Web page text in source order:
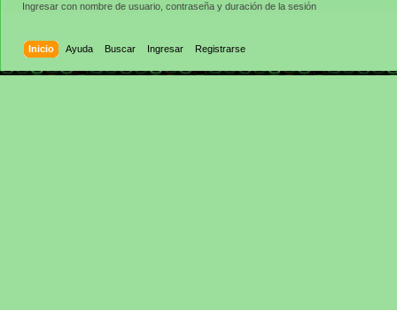
Ingresar con nombre de usuario, contraseña y duración de la sesión
Inicio Ayuda Buscar Ingresar Registrarse